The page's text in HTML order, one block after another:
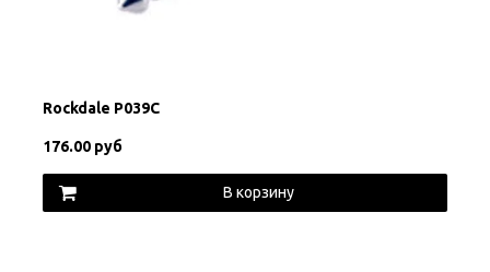
Rockdale P039C
176.00 руб
В корзину